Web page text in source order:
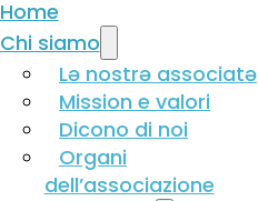
Home
Chi siamo
Lə nostrə associatə
Mission e valori
Dicono di noi
Organi
dell’associazione